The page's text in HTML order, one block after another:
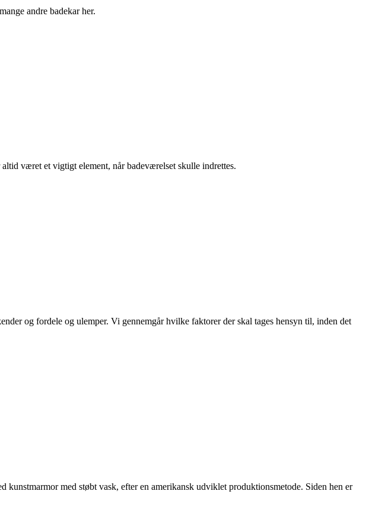
andre badekar her.
været et vigtigt element, når badeværelset skulle indrettes.
og fordele og ulemper. Vi gennemgår hvilke faktorer der skal tages hensyn til, inden det
med støbt vask, efter en amerikansk udviklet produktionsmetode. Siden hen er